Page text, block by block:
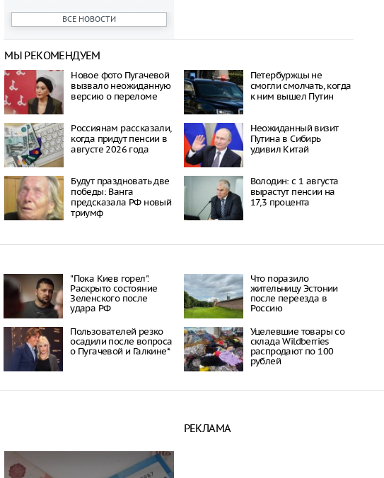
Сибирь может превратиться в
пустыню через 70 лет
Две школьницы пропали в Туве
В Красноярском крае нашли тело
пропавшей во время сплава по
реке женщины
В Новосибирской области
некоторые АЗС прекратили
продажу топлива физлицам
14:54
В Иркутске начались задержания
за незаконную перепродажу
бензина
13:17
В Омской области введены
08:50
ВСЕ НОВОСТИ
МЫ РЕКОМЕНДУЕМ
Новое фото Пугачевой
вызвало неожиданную
версию о переломе
Петербуржцы не
смогли смолчать, когда
к ним вышел Путин
Россиянам рассказали,
когда придут пенсии в
августе 2026 года
Неожиданный визит
Путина в Сибирь
удивил Китай
Будут праздновать две
победы: Ванга
предсказала РФ новый
триумф
Володин: с 1 августа
вырастут пенсии на
17,3 процента
"Пока Киев горел".
Раскрыто состояние
Зеленского после
удара РФ
Что поразило
жительницу Эстонии
после переезда в
Россию
Пользователей резко
осадили после вопроса
о Пугачевой и Галкине*
Уцелевшие товары со
склада Wildberries
распродают по 100
рублей
РЕКЛАМА